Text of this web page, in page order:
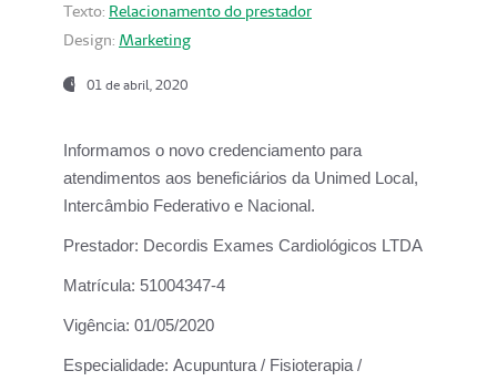
Texto: Relacionamento do prestador
Design: Marketing
01 de abril, 2020
Informamos o novo credenciamento para
atendimentos aos beneficiários da Unimed Local,
Intercâmbio Federativo e Nacional.
Prestador: Decordis Exames Cardiológicos LTDA
Matrícula: 51004347-4
Vigência: 01/05/2020
Especialidade: Acupuntura / Fisioterapia /